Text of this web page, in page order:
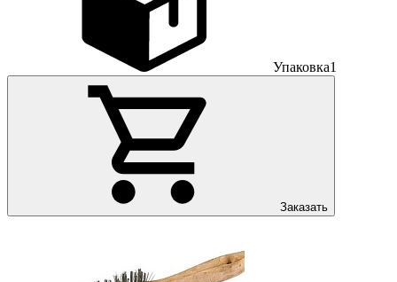
Упаковка1
Заказать